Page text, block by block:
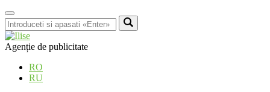
Agenție de publicitate
RO
RU